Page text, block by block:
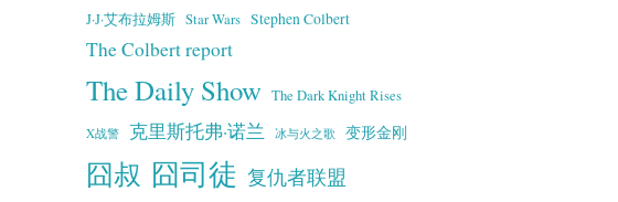
J·J·艾布拉姆斯 Star Wars Stephen Colbert
The Colbert report
The Daily Show The Dark Knight Rises
X战警 克里斯托弗·诺兰 冰与火之歌 变形金刚
囧叔 囧司徒 复仇者联盟